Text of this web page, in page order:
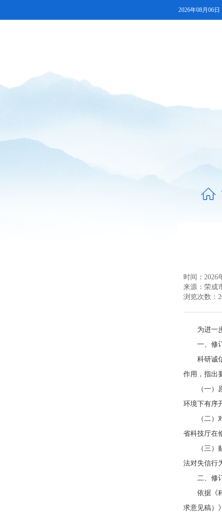
2026年08月06日
时间：2026
来源： 荣成
浏览次数：
为进一
一、修
科研诚
作用，指出
（一
环境下有序
（二
省科技厅在
（三
法对失信行
二、修
依据《
求意见稿）